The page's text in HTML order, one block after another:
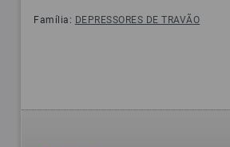
Família: DEPRESSORES DE TRAVÃO